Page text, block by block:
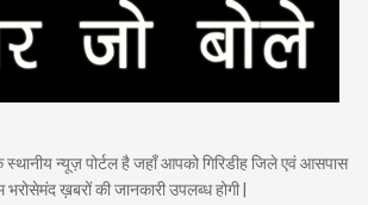
स्थानीय न्यूज़ पोर्टल है जहाँ आपको गिरिडीह जिले एवं आसपास
भरोसेमंद ख़बरों की जानकारी उपलब्ध होगी |